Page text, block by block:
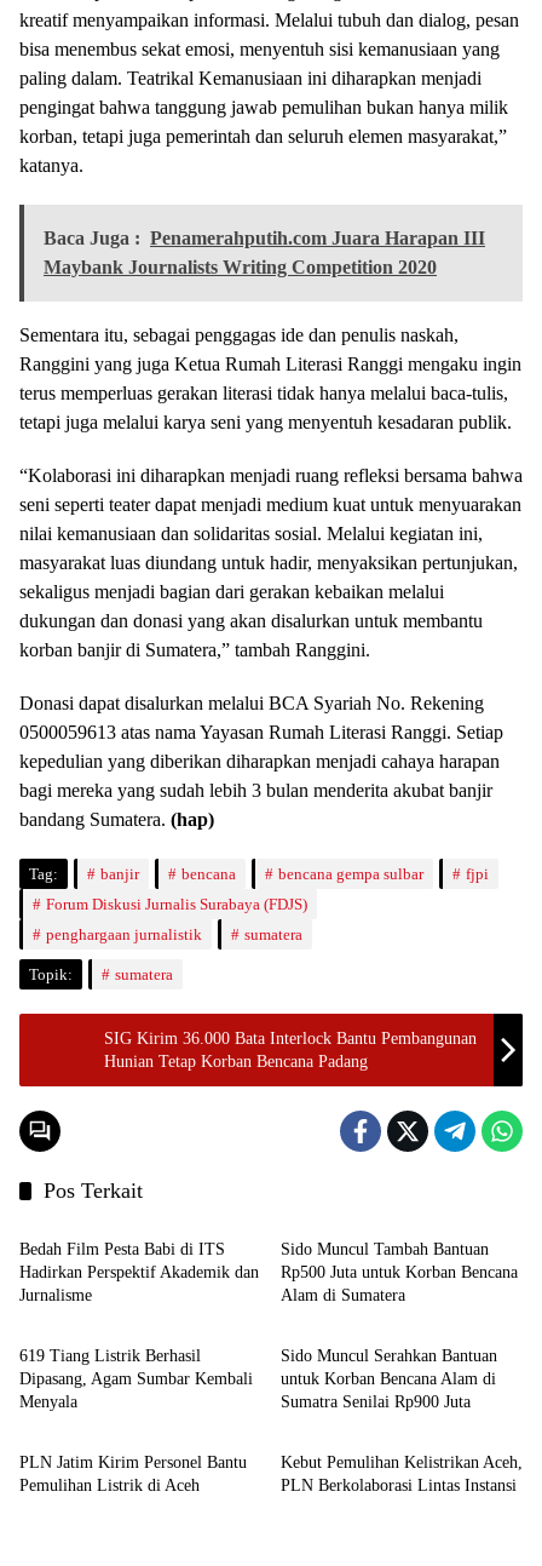
kreatif menyampaikan informasi. Melalui tubuh dan dialog, pesan
bisa menembus sekat emosi, menyentuh sisi kemanusiaan yang
paling dalam. Teatrikal Kemanusiaan ini diharapkan menjadi
pengingat bahwa tanggung jawab pemulihan bukan hanya milik
korban, tetapi juga pemerintah dan seluruh elemen masyarakat,”
katanya.
Baca Juga : Penamerahputih.com Juara Harapan III
Maybank Journalists Writing Competition 2020
Sementara itu, sebagai penggagas ide dan penulis naskah,
Ranggini yang juga Ketua Rumah Literasi Ranggi mengaku ingin
terus memperluas gerakan literasi tidak hanya melalui baca-tulis,
tetapi juga melalui karya seni yang menyentuh kesadaran publik.
“Kolaborasi ini diharapkan menjadi ruang refleksi bersama bahwa
seni seperti teater dapat menjadi medium kuat untuk menyuarakan
nilai kemanusiaan dan solidaritas sosial. Melalui kegiatan ini,
masyarakat luas diundang untuk hadir, menyaksikan pertunjukan,
sekaligus menjadi bagian dari gerakan kebaikan melalui
dukungan dan donasi yang akan disalurkan untuk membantu
korban banjir di Sumatera,” tambah Ranggini.
Donasi dapat disalurkan melalui BCA Syariah No. Rekening
0500059613 atas nama Yayasan Rumah Literasi Ranggi. Setiap
kepedulian yang diberikan diharapkan menjadi cahaya harapan
bagi mereka yang sudah lebih 3 bulan menderita akubat banjir
bandang Sumatera. (hap)
Tag: banjir bencana bencana gempa sulbar
fjpi
Forum Diskusi Jurnalis Surabaya (FDJS)
penghargaan jurnalistik
sumatera
Topik: sumatera
SIG Kirim 36.000 Bata Interlock Bantu Pembangunan
Hunian Tetap Korban Bencana Padang
Pos Terkait
Headline
Bedah Film Pesta Babi di ITS
Hadirkan Perspektif Akademik dan
Jurnalisme
Sido Muncul Tambah Bantuan
Rp500 Juta untuk Korban Bencana
Alam di Sumatera
Headline
619 Tiang Listrik Berhasil
Dipasang, Agam Sumbar Kembali
Menyala
Headline
Sido Muncul Serahkan Bantuan
untuk Korban Bencana Alam di
Sumatra Senilai Rp900 Juta
Nusantara
PLN Jatim Kirim Personel Bantu
Pemulihan Listrik di Aceh
Headline
Kebut Pemulihan Kelistrikan Aceh,
PLN Berkolaborasi Lintas Instansi